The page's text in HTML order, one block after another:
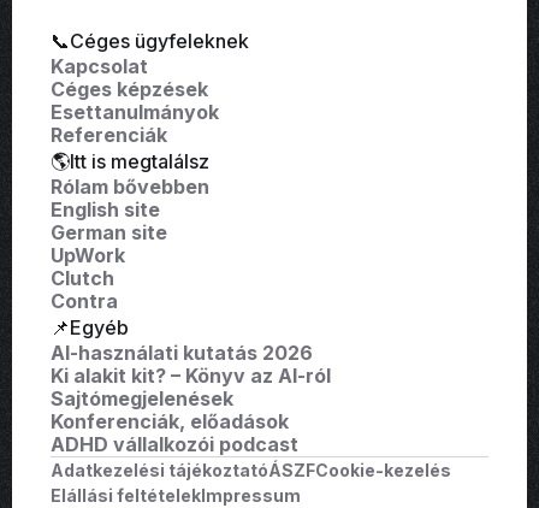
📞Céges ügyfeleknek
Kapcsolat
Céges képzések
Esettanulmányok
Referenciák
🌎Itt is megtalálsz
Rólam bővebben
English site
German site
UpWork
Clutch
Contra
📌Egyéb
AI-használati kutatás 2026
Ki alakit kit? – Könyv az AI-ról
Sajtómegjelenések
Konferenciák, előadások
ADHD vállalkozói podcast
Adatkezelési tájékoztatóÁSZFCookie-kezelés
Elállási feltételekImpressum